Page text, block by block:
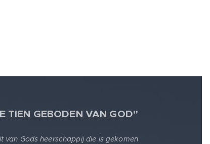
TIEN GEBODEN VAN GOD"
van Gods heerschappij die is gekomen